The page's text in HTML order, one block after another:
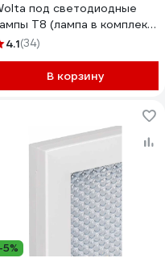
под светодиодные
T8 (лампа в комплект
входит) IP65, мощность
4.1(34)
В корзину